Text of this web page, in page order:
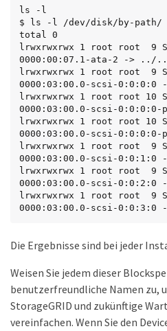
ls -l
$ ls -l /dev/disk/by-path/
total 0
lrwxrwxrwx 1 root root  9
0000:00:07.1-ata-2 -> ../
lrwxrwxrwx 1 root root  9
0000:03:00.0-scsi-
lrwxrwxrwx 1 root root 10
0000:03:00.0-scsi-
lrwxrwxrwx 1 root root 10
0000:03:00.0-scsi-
lrwxrwxrwx 1 root root  9
0000:03:00.0-scsi-
lrwxrwxrwx 1 root root  9
0000:03:00.0-scsi-
lrwxrwxrwx 1 root root  9
0000:03:00.0-scsi-
Die Ergebnisse sind bei jeder
Weisen Sie jedem dieser
benutzerfreundliche Namen zu,
StorageGRID und zukünftige
vereinfachen. Wenn Sie den